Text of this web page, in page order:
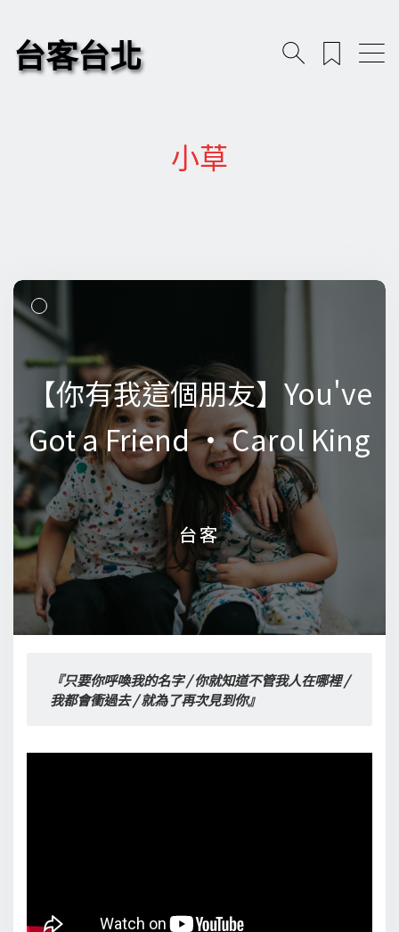
台客台北
小草
【你有我這個朋友】You've
Got a Friend • Carol King
台客
【你有我這個朋友】You've
Got a Friend • Carol King
台客
『只要你呼喚我的名字 / 你就知道不管我人在哪裡 /
我都會衝過去 / 就為了再次見到你』